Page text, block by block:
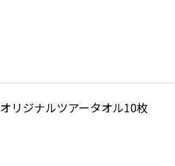
オリジナルツアータオル10枚